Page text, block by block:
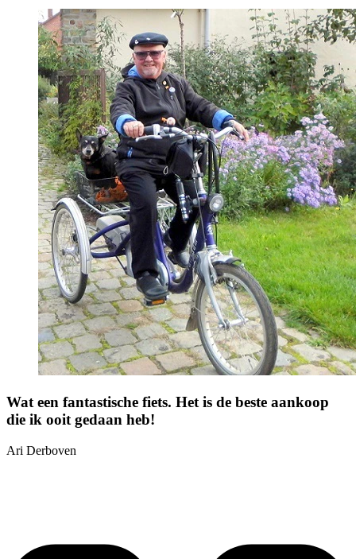
Wat een fantastische fiets. Het is de beste aankoop
die ik ooit gedaan heb!
Ari Derboven